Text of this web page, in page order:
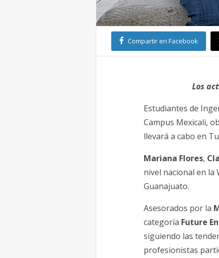
Compartir en Facebook
Los
Estudiantes de
Campus Mexicali,
llevará a cabo en
Mariana Flores,
nivel nacional en la
Guanajuato.
Asesorados por la
categoría Future
siguiendo las
profesionistas